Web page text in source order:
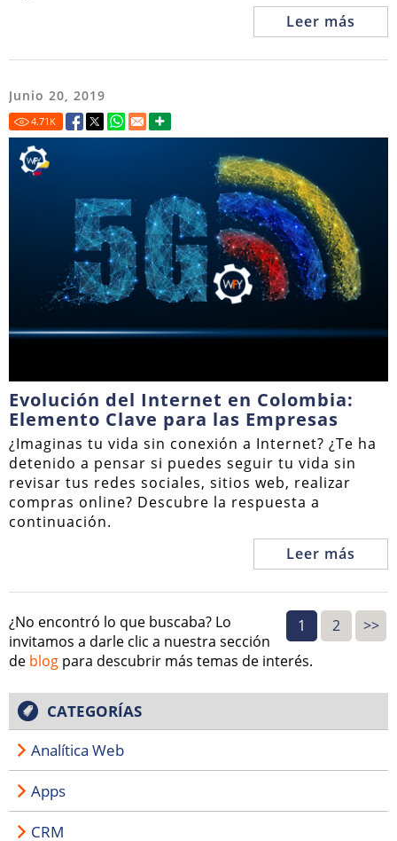
Leer más
Junio 20, 2019
4.71 K
Evolución del Internet en Colombia:
Elemento Clave para las Empresas
¿Imaginas tu vida sin conexión a Internet? ¿Te ha
detenido a pensar si puedes seguir tu vida sin
revisar tus redes sociales, sitios web, realizar
compras online? Descubre la respuesta a
continuación.
Leer más
1 2 >>
¿No encontró lo que buscaba? Lo
invitamos a darle clic a nuestra sección
de blog para descubrir más temas de interés.
CATEGORÍAS
Analítica Web
Apps
CRM